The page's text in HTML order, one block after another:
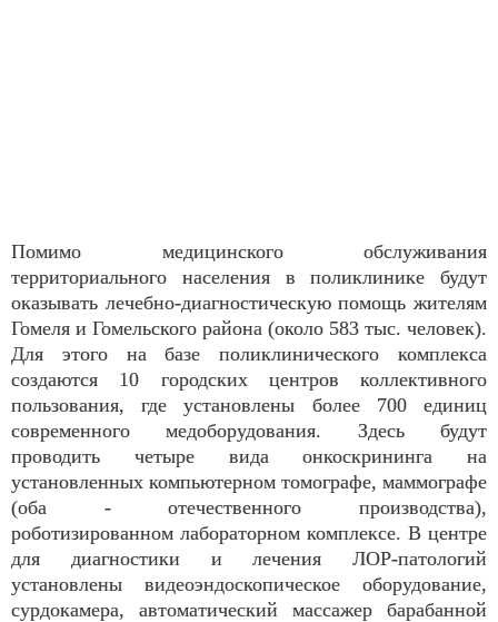
Помимо медицинского обслуживания
территориального населения в поликлинике будут
оказывать лечебно-диагностическую помощь жителям
Гомеля и Гомельского района (около 583 тыс. человек).
Для этого на базе поликлинического комплекса
создаются 10 городских центров коллективного
пользования, где установлены более 700 единиц
современного медоборудования. Здесь будут
проводить четыре вида онкоскрининга на
установленных компьютерном томографе, маммографе
(оба - отечественного производства),
роботизированном лабораторном комплексе. В центре
для диагностики и лечения ЛОР-патологий
установлены видеоэндоскопическое оборудование,
сурдокамера, автоматический массажер барабанной